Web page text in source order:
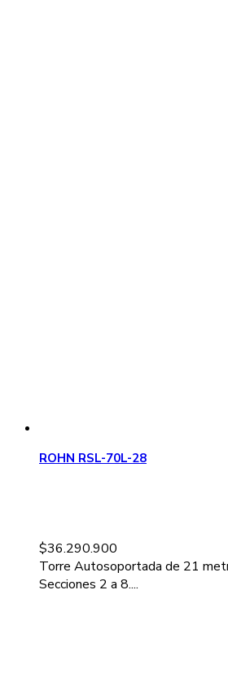
ROHN RSL-70L-28
$36.290.900
Torre Autosoportada de 21
Secciones 2 a 8....